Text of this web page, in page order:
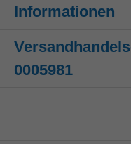
Informationen
0005981